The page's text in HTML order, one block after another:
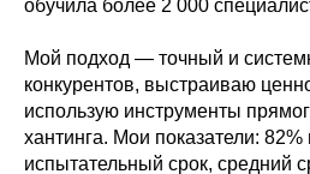
обучила более 2 000
Мой подход — точный и
конкурентов, выстраиваю
использую инструменты
хантинга. Мои показатели:
испытательный срок, средний